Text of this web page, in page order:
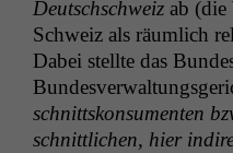
Deutschschweiz ab (die
Schweiz als räum­lich
Dabei stellte das
schnittskon­sumenten
schnit­tlichen, hier